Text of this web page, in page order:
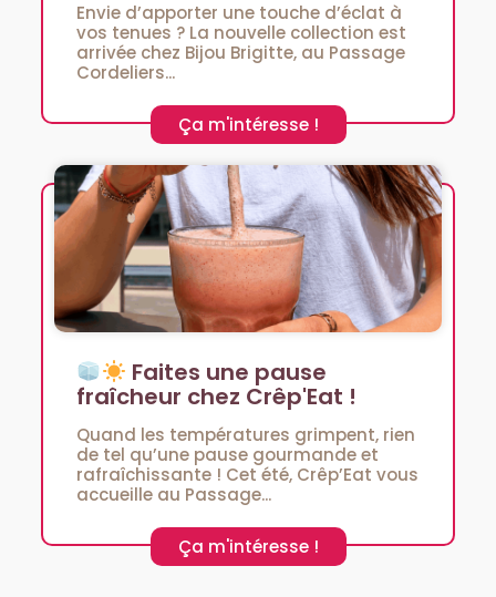
Envie d’apporter une touche d’éclat à
vos tenues ? La nouvelle collection est
arrivée chez Bijou Brigitte, au Passage
Cordeliers...
Ça m'intéresse !
Faites une pause
fraîcheur chez Crêp'Eat !
Quand les températures grimpent, rien
de tel qu’une pause gourmande et
rafraîchissante ! Cet été, Crêp’Eat vous
accueille au Passage...
Ça m'intéresse !